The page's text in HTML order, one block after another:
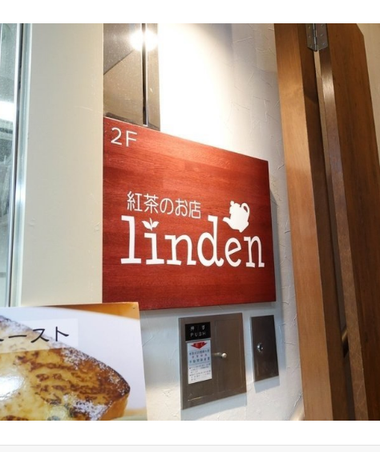
# カフェ # スイーツ # ファミリーにおすすめ # 女子旅におすすめ
# テイクアウト # コーヒー